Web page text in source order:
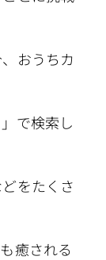
おうちカ
で検索し
をたくさ
癒される